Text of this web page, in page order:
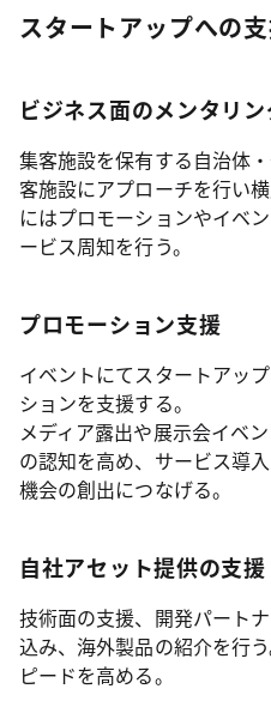
スタートアップへの
ビジネス面のメンタリ
集客施設を保有する自治体
客施設にアプローチを行い
にはプロモーションやイベ
ービス周知を行う。
プロモーション支援
イベントにてスタートアッ
ションを支援する。
メディア露出や展示会イベ
の認知を高め、サービス導
機会の創出につなげる。
自社アセット提供の支援
技術面の支援、開発パート
込み、海外製品の紹介を行
ピードを高める。